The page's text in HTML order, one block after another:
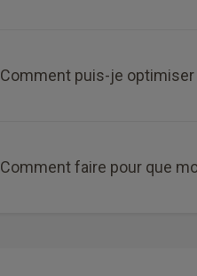
Comment puis-je optimiser
Comment faire pour que